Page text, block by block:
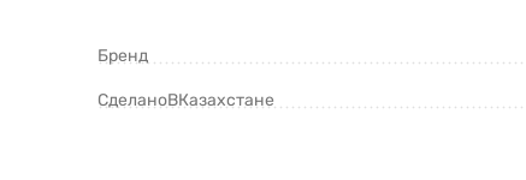
Бренд
СделаноВКазахстане